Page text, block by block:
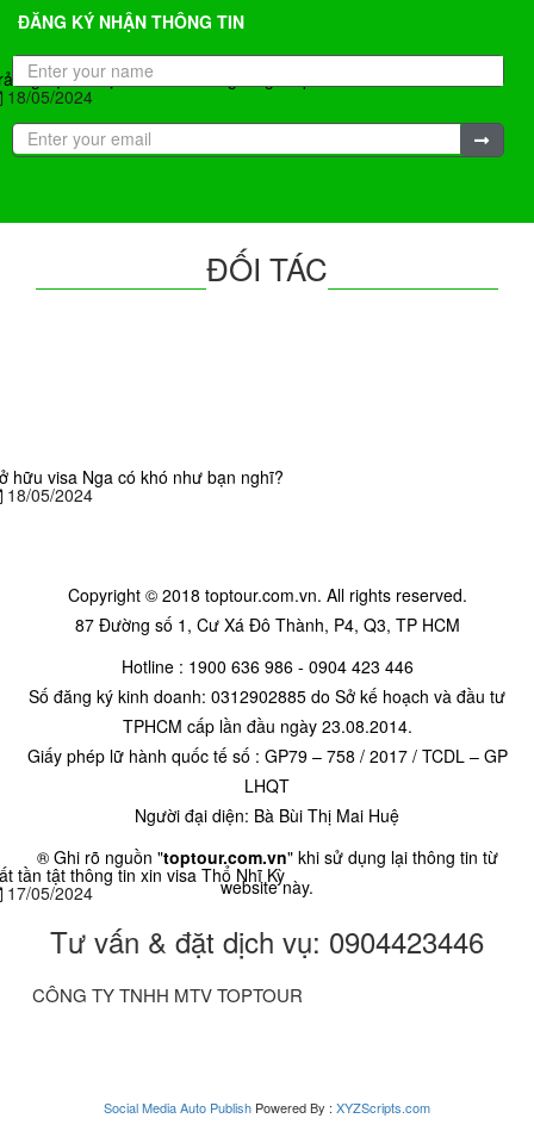
nghiệm du lịch Úc mùa đông có gì hấp dẫn?
18/05/2024
hữu visa Nga có khó như bạn nghĩ?
18/05/2024
tần tật thông tin xin visa Thổ Nhĩ Kỳ
17/05/2024
ĐĂNG KÝ NHẬN THÔNG TIN
ĐỐI TÁC
Copyright © 2018 toptour.com.vn. All rights reserved.
87 Đường số 1, Cư Xá Đô Thành, P4, Q3, TP HCM
Hotline : 1900 636 986 - 0904 423 446
Số đăng ký kinh doanh: 0312902885 do Sở kế hoạch và đầu tư
TPHCM cấp lần đầu ngày 23.08.2014.
Giấy phép lữ hành quốc tế số : GP79 – 758 / 2017 / TCDL – GP
LHQT
Người đại diện: Bà Bùi Thị Mai Huệ
® Ghi rõ nguồn "toptour.com.vn" khi sử dụng lại thông tin từ
website này.
Tư vấn & đặt dịch vụ: 0904423446
CÔNG TY TNHH MTV TOPTOUR
Social Media Auto Publish Powered By : XYZScripts.com